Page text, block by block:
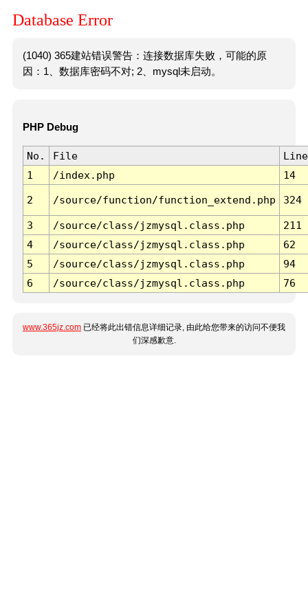
Database Error
(1040) 365建站错误警告：连接数据库失败，可能的原
因：1、数据库密码不对; 2、mysql未启动。
PHP Debug
No. File
Line
1
/index.php 14
2 /source/function/function_extend.php 324
3 /source/class/jzmysql.class.php
211
4
/source/class/jzmysql.class.php
62
5
/source/class/jzmysql.class.php
94
6
/source/class/jzmysql.class.php 76
www.365jz.com 已经将此出错信息详细记录, 由此给您带来的访问不便我
们深感歉意.